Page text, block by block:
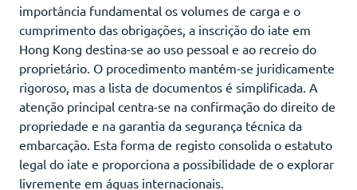
importância fundamental os volumes de carga e o
cumprimento das obrigações, a inscrição do iate em
Hong Kong destina-se ao uso pessoal e ao recreio do
proprietário. O procedimento mantém-se juridicamente
rigoroso, mas a lista de documentos é simplificada. A
atenção principal centra-se na confirmação do direito de
propriedade e na garantia da segurança técnica da
embarcação. Esta forma de registo consolida o estatuto
legal do iate e proporciona a possibilidade de o explorar
livremente em águas internacionais.